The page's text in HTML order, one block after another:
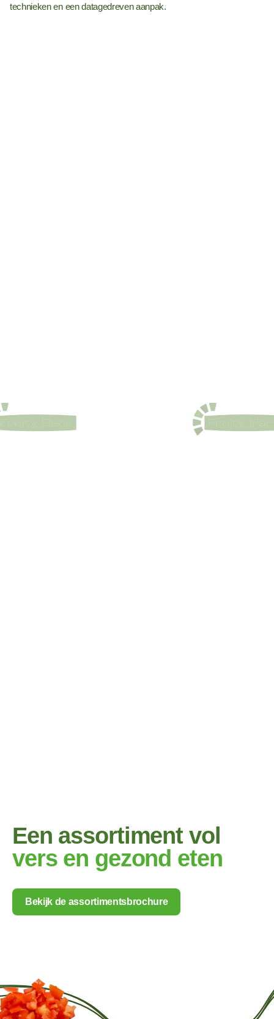
technieken en een datagedreven aanpak.
Een assortiment vol
vers en gezond eten
Bekijk de assortimentsbrochure